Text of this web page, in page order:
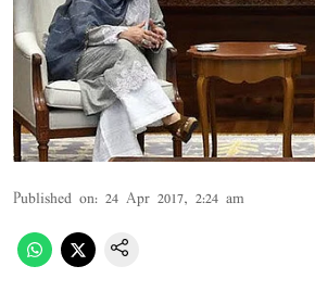
Published on: 24 Apr 2017, 2:24 am